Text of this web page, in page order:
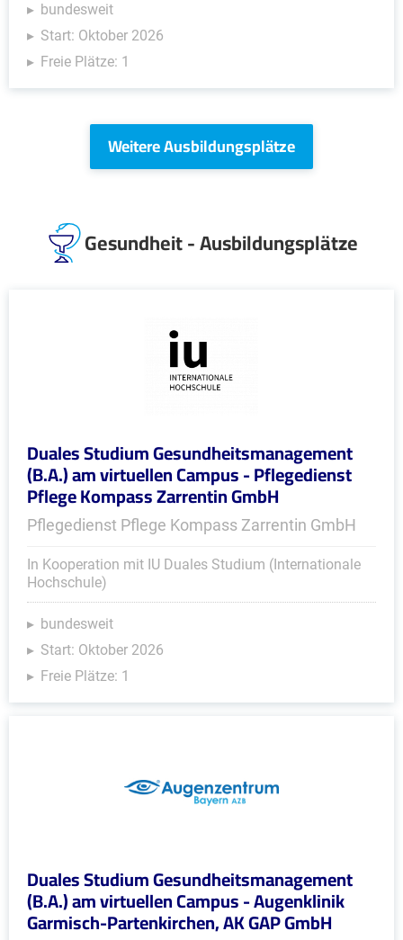
bundesweit
Start: Oktober 2026
Freie Plätze: 1
Weitere Ausbildungsplätze
Gesundheit - Ausbildungsplätze
Duales Studium Gesundheitsmanagement
(B.A.) am virtuellen Campus - Pflegedienst
Pflege Kompass Zarrentin GmbH
Pflegedienst Pflege Kompass Zarrentin GmbH
In Kooperation mit IU Duales Studium (Internationale
Hochschule)
bundesweit
Start: Oktober 2026
Freie Plätze: 1
Duales Studium Gesundheitsmanagement
(B.A.) am virtuellen Campus - Augenklinik
Garmisch-Partenkirchen, AK GAP GmbH